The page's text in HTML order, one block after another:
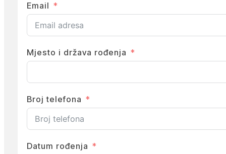
Email
Mjesto i država rođenja
Broj telefona
Datum rođenja